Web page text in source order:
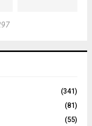
(341)
(81)
(55)